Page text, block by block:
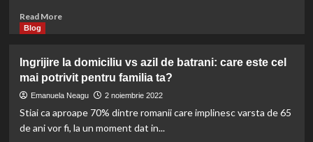
Read MoreRead
sa
ai
parte
recolta
Blog
Ingrijire la domiciliu vs azil de batrani: care este cel
mai potrivit pentru familia ta?
Emanuela Neagu 2 noiembrie 2022
Stiai ca aproape 70% dintre romanii care implinesc varsta de 65
de ani vor fi, la un moment dat in...